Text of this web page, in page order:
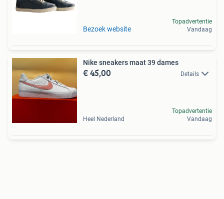
Bezoek website
Topadvertentie
Vandaag
Nike sneakers maat 39 dames
€ 45,00 Details
Heel Nederland
Topadvertentie
Vandaag